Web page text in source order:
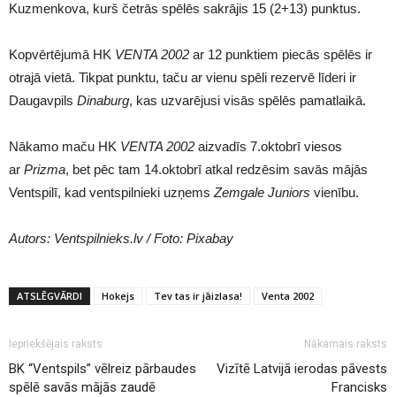
Kuzmenkova, kurš četrās spēlēs sakrājis 15 (2+13) punktus.
Kopvērtējumā HK VENTA 2002 ar 12 punktiem piecās spēlēs ir
otrajā vietā. Tikpat punktu, taču ar vienu spēli rezervē līderi ir
Daugavpils Dinaburg, kas uzvarējusi visās spēlēs pamatlaikā.
Nākamo maču HK VENTA 2002 aizvadīs 7.oktobrī viesos
ar Prizma, bet pēc tam 14.oktobrī atkal redzēsim savās mājās
Ventspilī, kad ventspilnieki uzņems Zemgale Juniors vienību.
Autors: Ventspilnieks.lv / Foto: Pixabay
ATSLĒGVĀRDI Hokejs Tev tas ir jāizlasa! Venta 2002
Iepriekšējais raksts
BK “Ventspils” vēlreiz pārbaudes
spēlē savās mājās zaudē
Nākamais raksts
Vizītē Latvijā ierodas pāvests
Francisks